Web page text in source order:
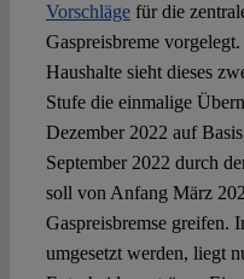
Vorschlägefür die
Gaspreisbreme
Haushalte sieht dieses
Stufe die einmalige
Dezember 2022 auf
September 2022 durch
soll von Anfang März
Gaspreisbremse greifen.
umgesetzt werden, liegt